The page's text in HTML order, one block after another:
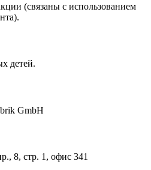
(связаны с использованием
детей.
GmbH
8, стр. 1, офис 341